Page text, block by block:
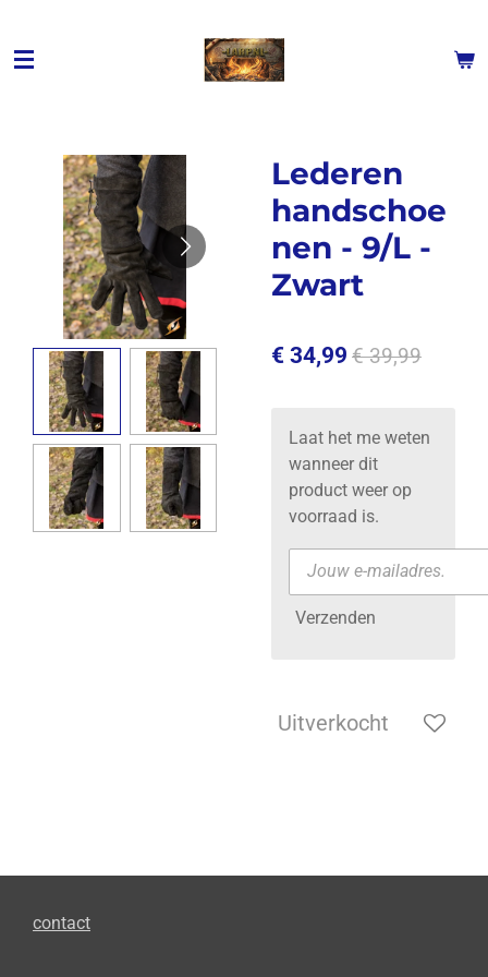
direct
naar
Lederen
handschoe
nen - 9/L -
Zwart
€ 34,99 € 39,99
Laat het me weten
wanneer dit
product weer op
voorraad is.
Verzenden
Uitverkocht
contact